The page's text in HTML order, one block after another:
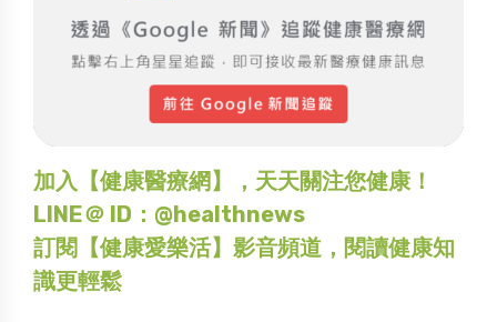
加入【健康醫療網】，天天關注您健康！
LINE＠ ID：@healthnews
訂閱【健康愛樂活】影音頻道，閱讀健康知
識更輕鬆